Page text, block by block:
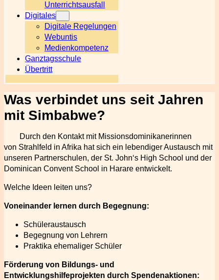
Unterrichtsausfall
Digitales
Digitale Regelungen
Webuntis
Medienkompetenz
Ganztagsschule
Übertritt
Was verbindet uns seit Jahren
mit Simbabwe?
Durch den Kontakt mit Missionsdominikanerinnen
von Strahlfeld in Afrika hat sich ein lebendiger Austausch mit
unseren Partnerschulen, der St. John‘s High School und der
Dominican Convent School in Harare entwickelt.
Welche Ideen leiten uns?
Voneinander lernen durch Begegnung:
Schüleraustausch
Begegnung von Lehrern
Praktika ehemaliger Schüler
Förderung von Bildungs- und
Entwicklungshilfeprojekten durch Spendenaktionen: